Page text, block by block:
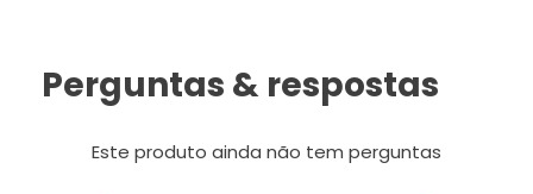
Perguntas & respostas
Este produto ainda não tem perguntas